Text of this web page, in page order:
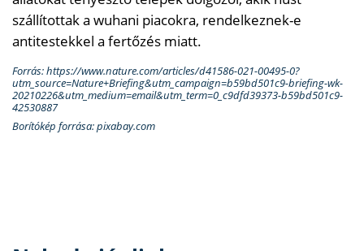
szállítottak a wuhani piacokra, rendelkeznek-e
antitestekkel a fertőzés miatt.
Forrás: https://www.nature.com/articles/d41586-021-00495-0?
utm_source=Nature+Briefing&utm_campaign=b59bd501c9-briefing-wk-
20210226&utm_medium=email&utm_term=0_c9dfd39373-b59bd501c9-
42530887
Borítókép forrása: pixabay.com